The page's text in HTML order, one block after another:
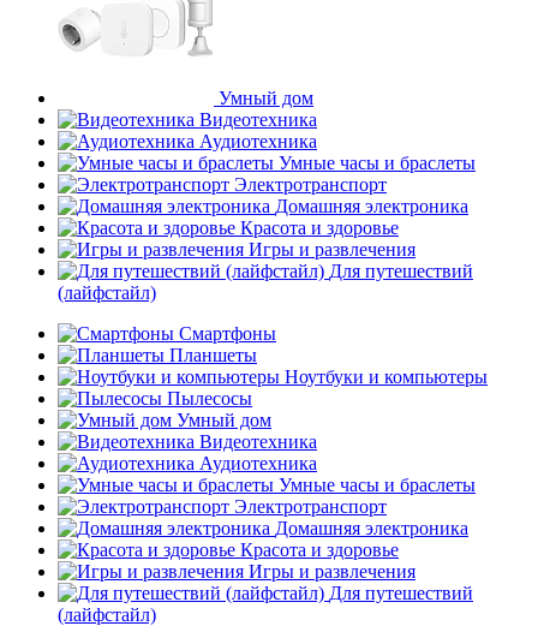
Умный дом
Видеотехника
Аудиотехника
Умные часы и браслеты
Электротранспорт
Домашняя электроника
Красота и здоровье
Игры и развлечения
Для путешествий
(лайфстайл)
Смартфоны
Планшеты
Ноутбуки и компьютеры
Пылесосы
Умный дом
Видеотехника
Аудиотехника
Умные часы и браслеты
Электротранспорт
Домашняя электроника
Красота и здоровье
Игры и развлечения
Для путешествий
(лайфстайл)
раз в 2 недели